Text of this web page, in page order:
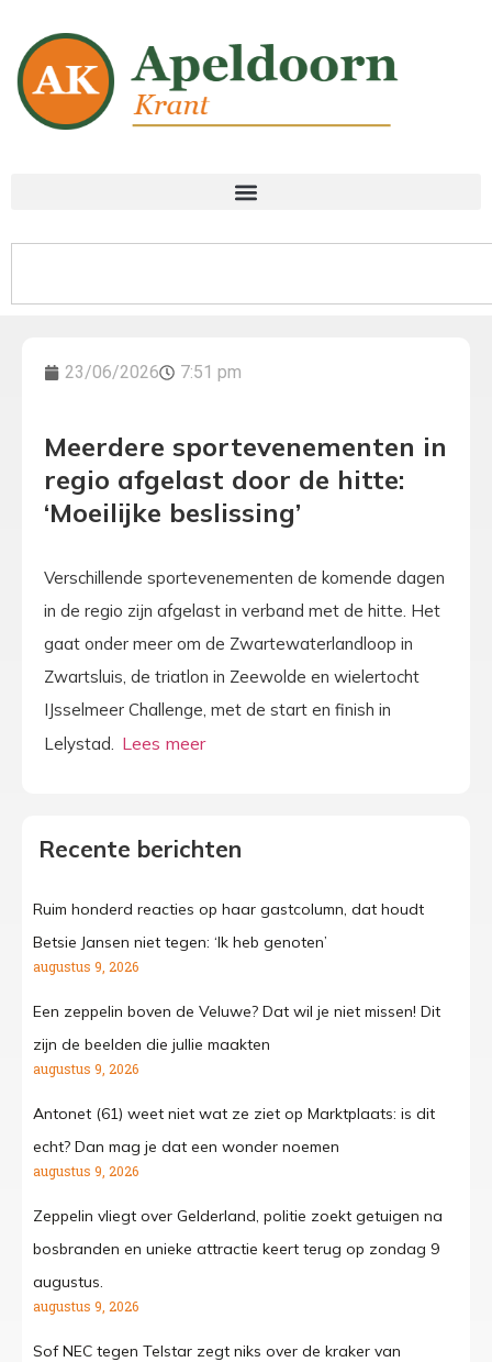
23/06/2026 7:51 pm
Meerdere sportevenementen in
regio afgelast door de hitte:
‘Moeilijke beslissing’
Verschillende sportevenementen de komende dagen
in de regio zijn afgelast in verband met de hitte. Het
gaat onder meer om de Zwartewaterlandloop in
Zwartsluis, de triatlon in Zeewolde en wielertocht
IJsselmeer Challenge, met de start en finish in
Lelystad.
Recente berichten
Ruim honderd reacties op haar gastcolumn, dat houdt
Betsie Jansen niet tegen: ‘Ik heb genoten’
augustus 9, 2026
Een zeppelin boven de Veluwe? Dat wil je niet missen! Dit
zijn de beelden die jullie maakten
augustus 9, 2026
Antonet (61) weet niet wat ze ziet op Marktplaats: is dit
echt? Dan mag je dat een wonder noemen
augustus 9, 2026
Zeppelin vliegt over Gelderland, politie zoekt getuigen na
bosbranden en unieke attractie keert terug op zondag 9
augustus.
augustus 9, 2026
Sof NEC tegen Telstar zegt niks over de kraker van